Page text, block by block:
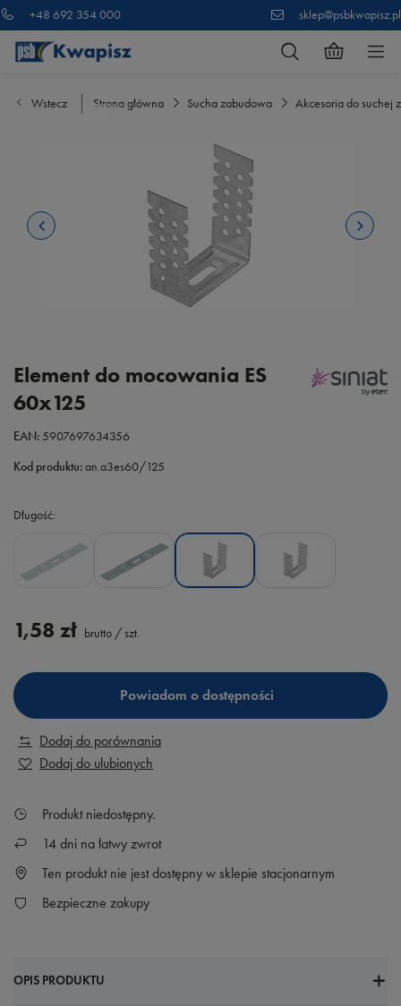
+48 692 354 000 sklep@psbkwapisz.pl
Wstecz Strona główna Sucha zabudowa Akcesoria do suchej
Element do mocowania ES
60x125
EAN:5907697634356
Kod produktu:an.a3es60/125
Długość
1,58 zł brutto / szt.
Powiadom o dostępności
Dodaj do porównania
Dodaj do ulubionych
Produkt niedostępny
14 dni na łatwy zwrot
Ten produkt nie jest dostępny w sklepie stacjonarnym
Bezpieczne zakupy
OPIS PRODUKTU